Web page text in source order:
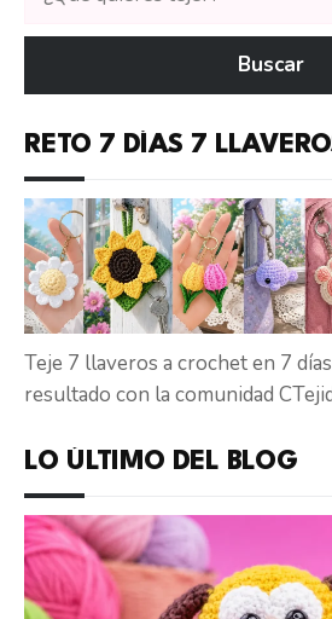
tutoriales
en
Buscar
RETO 7 DÍAS 7
Teje 7 llaveros a crochet en 7
resultado con la comunidad
LO ÚLTIMO DEL BLOG